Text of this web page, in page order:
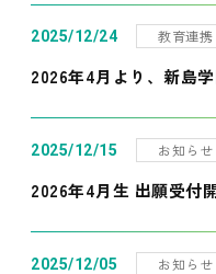
2025/12/24 教育連携
2026年4月より、新島
2025/12/15 お知らせ
2026年4月生 出願受付
2025/12/05 お知らせ